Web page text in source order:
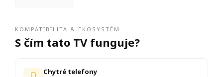
KOMPATIBILITA & EKOSYSTÉM
S čím tato TV funguje?
Chytré telefony